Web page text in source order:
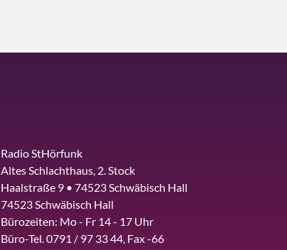
Radio StHörfunk
Altes Schlachthaus, 2. Stock
Haalstraße 9 • 74523 Schwäbisch Hall
74523 Schwäbisch Hall
Bürozeiten: Mo - Fr 14 - 17 Uhr
Büro-Tel. 0791 / 97 33 44, Fax -66